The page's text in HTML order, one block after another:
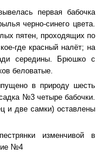
первая бабочка
черно-синего цвета.
пятен, проходящих по
где красный налёт; на
середины. Брюшко с
беловатые.
в природу шесть
№3 четыре бабочки.
и две самки) оставлены
изменчивой в
№4